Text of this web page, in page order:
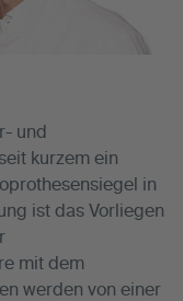
und
kurzem ein
in
ist das Vorliegen
mit dem
werden von einer